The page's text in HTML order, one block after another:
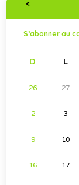
<
S’abonner au
D L
26 27
2 3
9 10
16 17